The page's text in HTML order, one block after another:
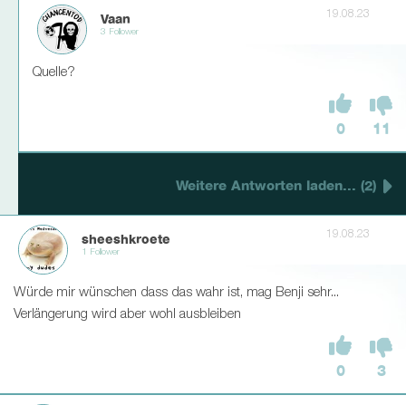
Vaan
3 Follower
19.08.23
Quelle?
0 11
Weitere Antworten laden... (2)
sheeshkroete
1 Follower
19.08.23
Würde mir wünschen dass das wahr ist, mag Benji sehr...
Verlängerung wird aber wohl ausbleiben
0 3